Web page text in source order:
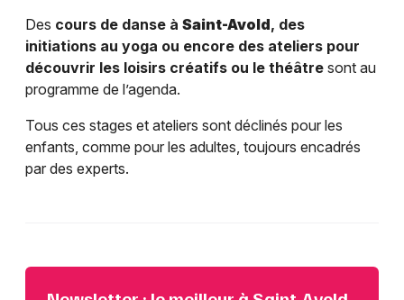
Des cours de danse à Saint-Avold, des
initiations au yoga ou encore des ateliers pour
découvrir les loisirs créatifs ou le théâtre sont au
programme de l’agenda.
Tous ces stages et ateliers sont déclinés pour les
enfants, comme pour les adultes, toujours encadrés
par des experts.